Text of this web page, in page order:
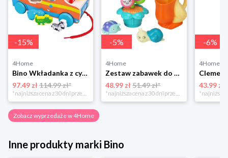
-15%
4Home
Bino Wkładanka z cymbałkami Auto, pomarańczowa
97.49 zł114.99 zł*
*najniższa cena z 30 dni przed obniżką
-5%
4Home
Zestaw zabawek do kąpieli Pelikan, od 4 miesięcy 4-Home
48.99 zł 51.49 zł*
*najniższa cena z 30 dni przed obniżką
-6%
4Home
43.99 zł
Zobacz wyprzedaże w 4Home
Inne produkty marki Bino